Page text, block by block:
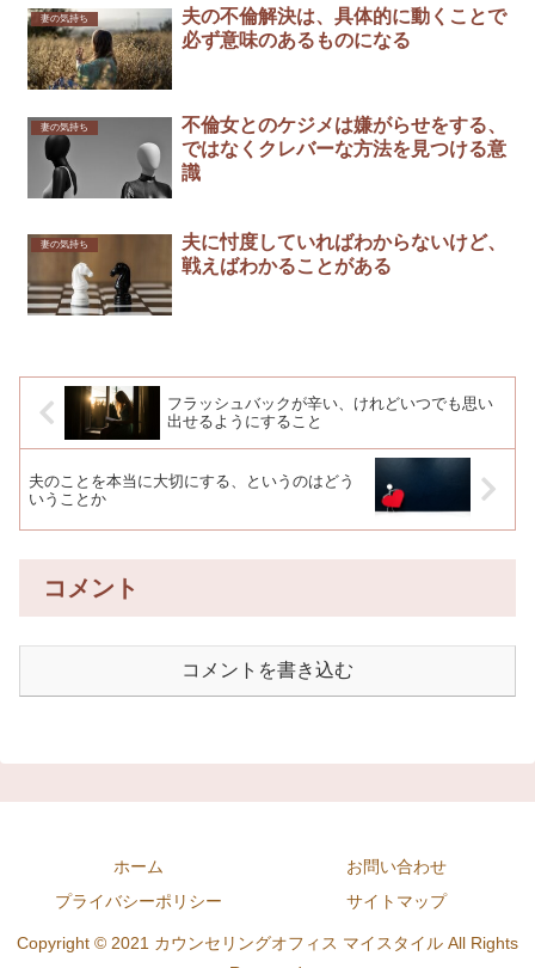
妻の気持ち
夫の不倫解決は、具体的に動くことで
必ず意味のあるものになる
妻の気持ち
不倫女とのケジメは嫌がらせをする、
ではなくクレバーな方法を見つける意
識
妻の気持ち
夫に忖度していればわからないけど、
戦えばわかることがある
フラッシュバックが辛い、けれどいつでも思い
出せるようにすること
夫のことを本当に大切にする、というのはどう
いうことか
コメント
コメントを書き込む
ホーム
お問い合わせ
プライバシーポリシー
サイトマップ
Copyright © 2021 カウンセリングオフィス マイスタイル All Rights